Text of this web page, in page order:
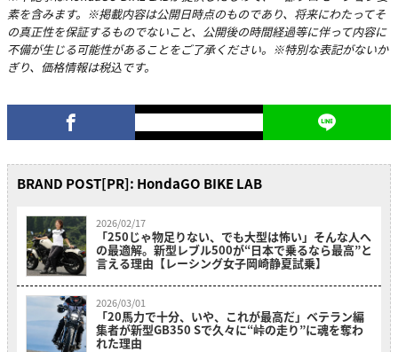
素を含みます。※掲載内容は公開日時点のものであり、将来にわたってそ
の真正性を保証するものでないこと、公開後の時間経過等に伴って内容に
不備が生じる可能性があることをご了承ください。※特別な表記がないか
ぎり、価格情報は税込です。
BRAND POST[PR]: HondaGO BIKE LAB
2026/02/17
「250じゃ物足りない、でも大型は怖い」そんな人へ
の最適解。新型レブル500が“日本で乗るなら最高”と
言える理由【レーシング女子岡崎静夏試乗】
2026/03/01
「20馬力で十分、いや、これが最高だ」ベテラン編
集者が新型GB350 Sで久々に“峠の走り”に魂を奪わ
れた理由